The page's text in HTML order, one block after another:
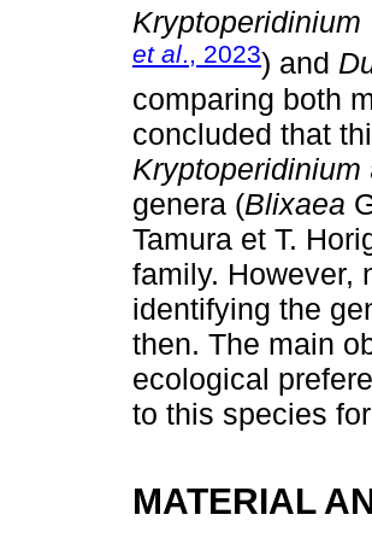
Kryptoperidinium
et al., 2023) and
comparing both
concluded that
Kryptoperidinium
genera (Blixaea
Tamura et T.
family. However,
identifying the
then. The main
ecological
to this species
MATERIAL